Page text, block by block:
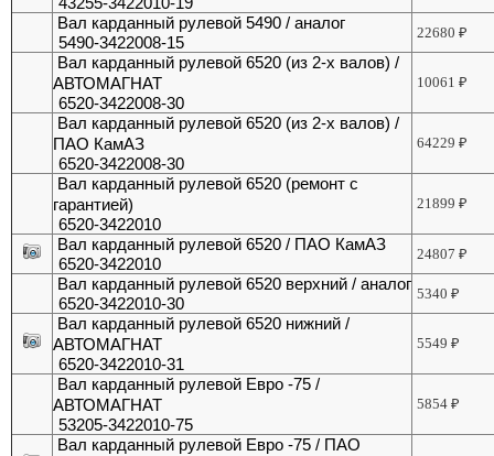
Вал карданный рулевой 5490 / аналог
5490-3422008-15
22680₽
Вал карданный рулевой 6520 (из 2-х валов) /
АВТОМАГНАТ
6520-3422008-30
10061₽
Вал карданный рулевой 6520 (из 2-х валов) /
ПАО КамАЗ
6520-3422008-30
64229₽
Вал карданный рулевой 6520 (ремонт с
гарантией)
6520-3422010
21899₽
Вал карданный рулевой 6520 / ПАО КамАЗ
6520-3422010
24807₽
Вал карданный рулевой 6520 верхний / аналог
6520-3422010-30
5340₽
Вал карданный рулевой 6520 нижний /
АВТОМАГНАТ
6520-3422010-31
5549₽
Вал карданный рулевой Евро -75 /
АВТОМАГНАТ
53205-3422010-75
5854₽
Вал карданный рулевой Евро -75 / ПАО